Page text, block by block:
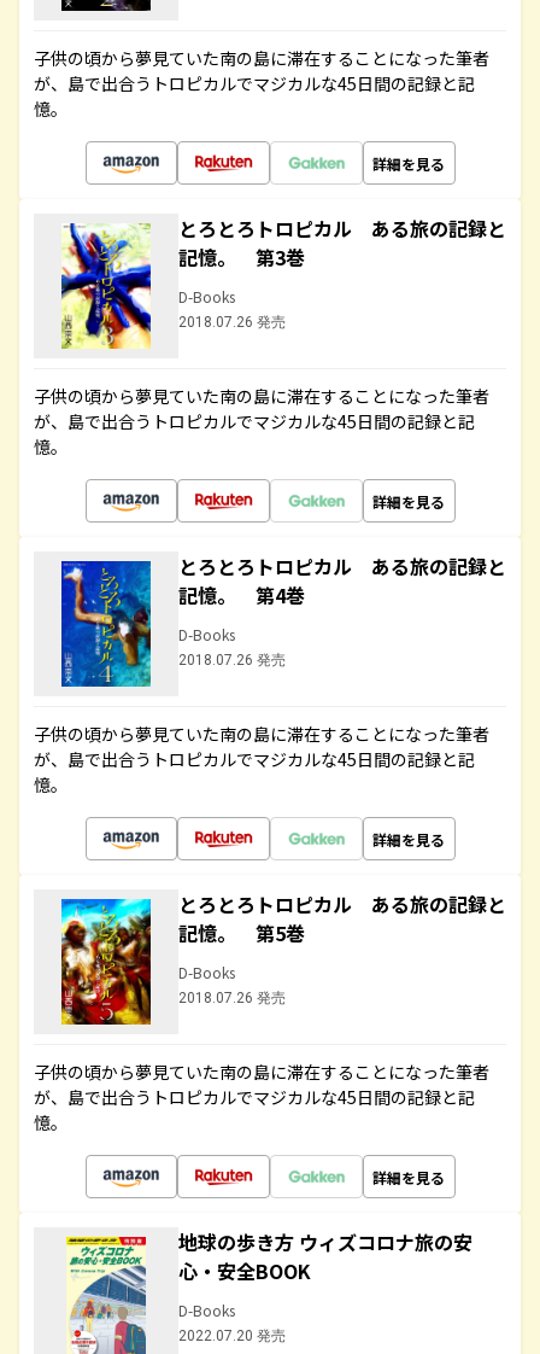
子供の頃から夢見ていた南の島に滞在することになった筆者
が、島で出合うトロピカルでマジカルな45日間の記録と記
憶。
詳細を見る
とろとろトロピカル ある旅の記録と
記憶。 第3巻
D-Books
2018.07.26 発売
子供の頃から夢見ていた南の島に滞在することになった筆者
が、島で出合うトロピカルでマジカルな45日間の記録と記
憶。
詳細を見る
とろとろトロピカル ある旅の記録と
記憶。 第4巻
D-Books
2018.07.26 発売
子供の頃から夢見ていた南の島に滞在することになった筆者
が、島で出合うトロピカルでマジカルな45日間の記録と記
憶。
詳細を見る
とろとろトロピカル ある旅の記録と
記憶。 第5巻
D-Books
2018.07.26 発売
子供の頃から夢見ていた南の島に滞在することになった筆者
が、島で出合うトロピカルでマジカルな45日間の記録と記
憶。
詳細を見る
地球の歩き方 ウィズコロナ旅の安
心・安全BOOK
D-Books
2022.07.20 発売